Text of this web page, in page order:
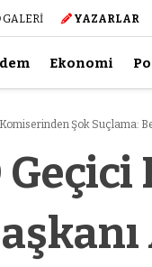
GALERİ YAZARLAR
Ekonomi
Şok Suçlama: